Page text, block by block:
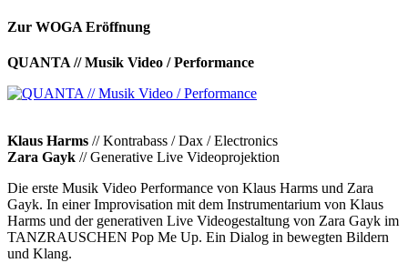
Zur WOGA Eröffnung
QUANTA // Musik Video / Performance
Klaus Harms // Kontrabass / Dax / Electronics
Zara Gayk // Generative Live Videoprojektion
Die erste Musik Video Performance von Klaus Harms und Zara
Gayk. In einer Improvisation mit dem Instrumentarium von Klaus
Harms und der generativen Live Videogestaltung von Zara Gayk im
TANZRAUSCHEN Pop Me Up. Ein Dialog in bewegten Bildern
und Klang.